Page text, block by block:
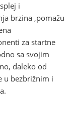
i
brzina ,pomažu
za startne
sa svojim
daleko od
u bezbrižnim i